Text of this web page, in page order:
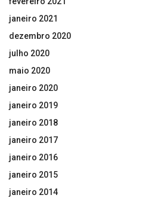
janeiro 2021
dezembro 2020
julho 2020
maio 2020
janeiro 2020
janeiro 2019
janeiro 2018
janeiro 2017
janeiro 2016
janeiro 2015
janeiro 2014